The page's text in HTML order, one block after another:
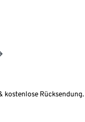
kostenlose Rücksendung.